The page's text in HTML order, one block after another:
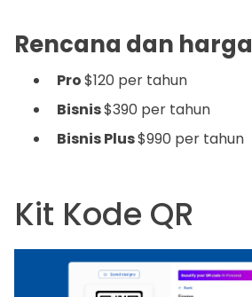
Rencana dan harga
Pro$120 per tahun
Bisnis$390 per tahun
Bisnis Plus$990 per tahun
Kit Kode QR